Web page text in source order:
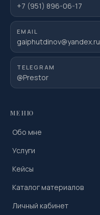
+7 (951) 896-06-17
EMAIL
gaiphutdinov@yandex.ru
TELEGRAM
@Prestor
МЕНЮ
Обо мне
Услуги
Кейсы
Каталог материалов
Личный кабинет